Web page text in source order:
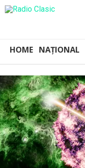
HOME NAȚIONAL